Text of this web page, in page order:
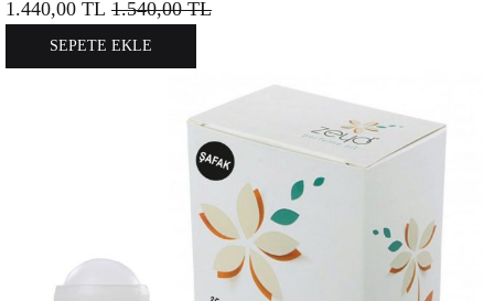
1.440,00 TL 1.540,00TL
SEPETE EKLE